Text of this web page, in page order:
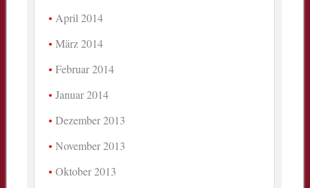
April 2014
März 2014
Februar 2014
Januar 2014
Dezember 2013
November 2013
Oktober 2013